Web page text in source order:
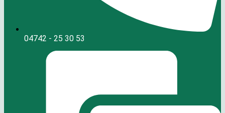
04742 - 25 30 53